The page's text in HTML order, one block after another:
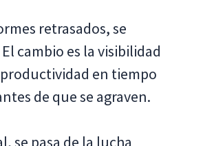
retrasados, se
cambio es la visibilidad
en tiempo
de que se agraven.
se pasa de la lucha